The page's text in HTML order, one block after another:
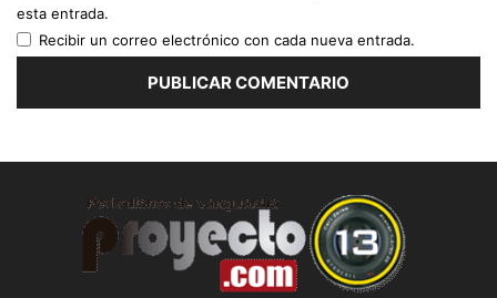
esta entrada.
Recibir un correo electrónico con cada nueva entrada.